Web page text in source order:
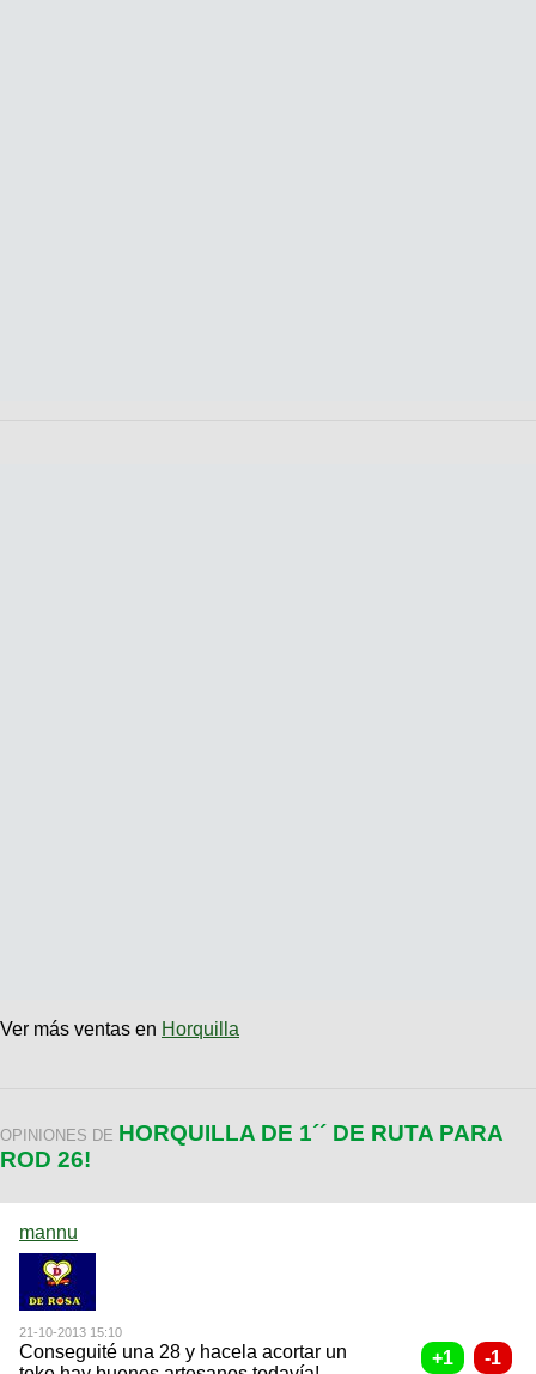
Ver más ventas en Horquilla
OPINIONES DE HORQUILLA DE 1´´ DE RUTA PARA
ROD 26!
mannu
21-10-2013 15:10
Conseguité una 28 y hacela acortar un